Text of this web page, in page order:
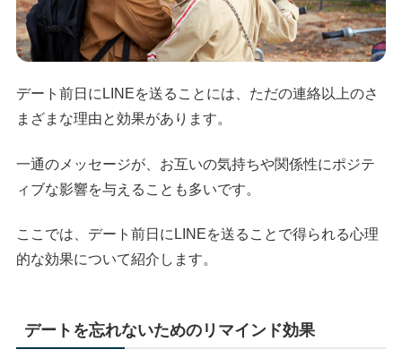
デート前日にLINEを送ることには、ただの連絡以上のさ
まざまな理由と効果があります。
一通のメッセージが、お互いの気持ちや関係性にポジテ
ィブな影響を与えることも多いです。
ここでは、デート前日にLINEを送ることで得られる心理
的な効果について紹介します。
デートを忘れないためのリマインド効果